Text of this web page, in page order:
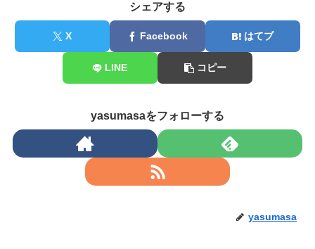
シェアする
X Facebook はてブ
LINE コピー
yasumasaをフォローする
yasumasa